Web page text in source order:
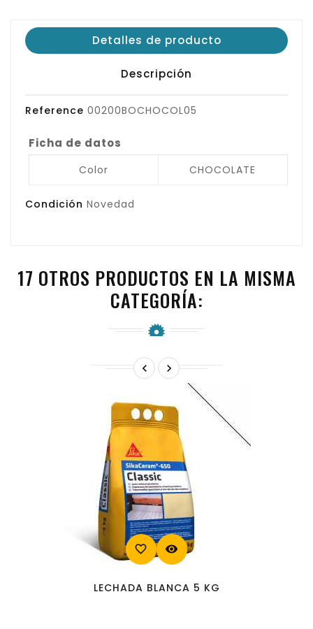
Detalles de producto
Descripción
Reference 00200BOCHOCOL05
Ficha de datos
Color CHOCOLATE
Condición Novedad
17 OTROS PRODUCTOS EN LA MISMA
CATEGORÍA:
 
favorite_border visibility
LECHADA BLANCA 5 KG